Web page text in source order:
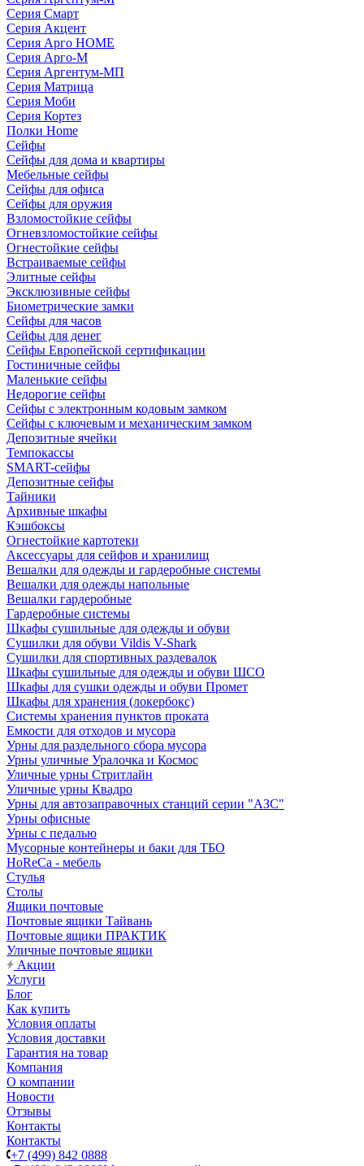
Серия Смарт
Серия Акцент
Серия Арго HOME
Серия Арго-М
Серия Аргентум-МП
Серия Матрица
Серия Моби
Серия Кортез
Полки Home
Сейфы
Сейфы для дома и квартиры
Мебельные сейфы
Сейфы для офиса
Сейфы для оружия
Взломостойкие сейфы
Огневзломостойкие сейфы
Огнестойкие сейфы
Встраиваемые сейфы
Элитные сейфы
Эксклюзивные сейфы
Биометрические замки
Сейфы для часов
Сейфы для денег
Сейфы Европейской сертификации
Гостиничные сейфы
Маленькие сейфы
Недорогие сейфы
Сейфы с электронным кодовым замком
Сейфы с ключевым и механическим замком
Депозитные ячейки
Темпокассы
SMART-сейфы
Депозитные сейфы
Тайники
Архивные шкафы
Кэшбоксы
Огнестойкие картотеки
Аксессуары для сейфов и хранилищ
Вешалки для одежды и гардеробные системы
Вешалки для одежды напольные
Вешалки гардеробные
Гардеробные системы
Шкафы сушильные для одежды и обуви
Сушилки для обуви Vildis V-Shark
Сушилки для спортивных раздевалок
Шкафы сушильные для одежды и обуви ШСО
Шкафы для сушки одежды и обуви Промет
Шкафы для хранения (локербокс)
Системы хранения пунктов проката
Емкости для отходов и мусора
Урны для раздельного сбора мусора
Урны уличные Уралочка и Космос
Уличные урны Стритлайн
Уличные урны Квадро
Урны для автозаправочных станций серии "АЗС"
Урны офисные
Урны с педалью
Мусорные контейнеры и баки для ТБО
HoReCa - мебель
Стулья
Столы
Ящики почтовые
Почтовые ящики Тайвань
Почтовые ящики ПРАКТИК
Уличные почтовые ящики
Акции
Услуги
Блог
Как купить
Условия оплаты
Условия доставки
Гарантия на товар
Компания
О компании
Новости
Отзывы
Контакты
Контакты
+7 (499) 842 0888